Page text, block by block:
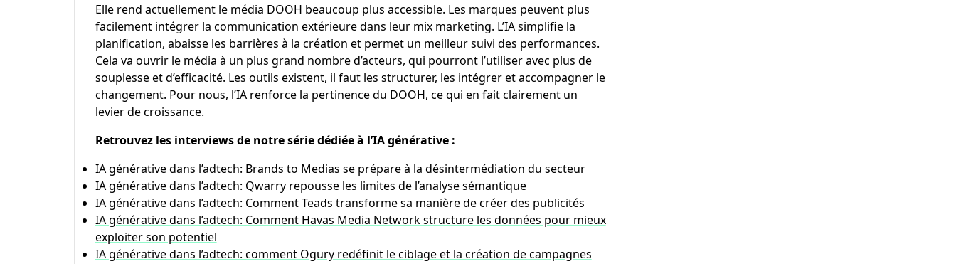
Elle rend actuellement le média DOOH beaucoup plus accessible. Les marques peuvent plus
facilement intégrer la communication extérieure dans leur mix marketing. L’IA simplifie la
planification, abaisse les barrières à la création et permet un meilleur suivi des performances.
Cela va ouvrir le média à un plus grand nombre d’acteurs, qui pourront l’utiliser avec plus de
souplesse et d’efficacité. Les outils existent, il faut les structurer, les intégrer et accompagner le
changement. Pour nous, l’IA renforce la pertinence du DOOH, ce qui en fait clairement un
levier de croissance.
Retrouvez les interviews de notre série dédiée à l’IA générative :
IA générative dans l’adtech: Brands to Medias se prépare à la désintermédiation du secteur
IA générative dans l’adtech: Qwarry repousse les limites de l’analyse sémantique
IA générative dans l’adtech: Comment Teads transforme sa manière de créer des publicités
IA générative dans l’adtech: Comment Havas Media Network structure les données pour mieux
exploiter son potentiel
IA générative dans l’adtech: comment Ogury redéfinit le ciblage et la création de campagnes